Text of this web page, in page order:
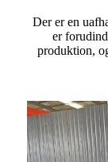
Der er en
er
produktion,